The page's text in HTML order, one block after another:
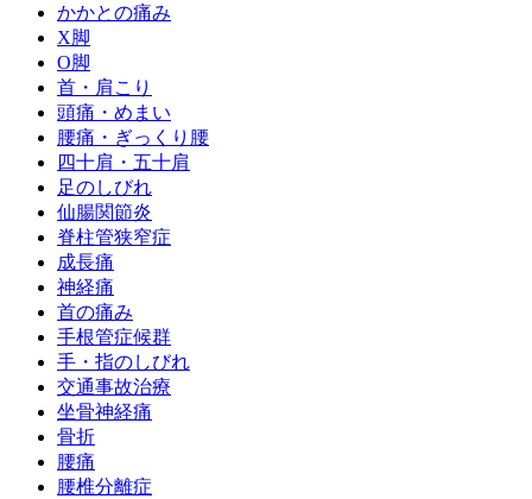
かかとの痛み
X脚
O脚
首・肩こり
頭痛・めまい
腰痛・ぎっくり腰
四十肩・五十肩
足のしびれ
仙腸関節炎
脊柱管狭窄症
成長痛
神経痛
首の痛み
手根管症候群
手・指のしびれ
交通事故治療
坐骨神経痛
骨折
腰痛
腰椎分離症